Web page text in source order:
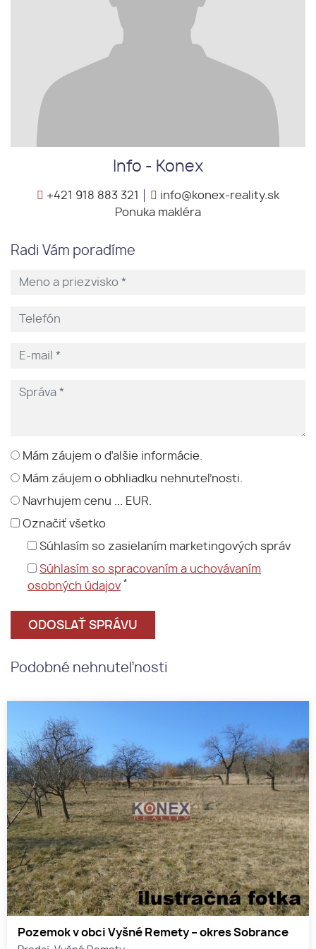
Info - Konex
+421 918 883 321
info@konex-reality.sk
Ponuka makléra
Radi Vám poradíme
Mám záujem o ďalšie informácie.
Mám záujem o obhliadku nehnuteľnosti.
Navrhujem cenu ... EUR.
Označiť všetko
Súhlasím so zasielaním marketingových správ
Súhlasím so spracovaním a uchovávaním
osobných údajov *
Podobné nehnuteľnosti
Pozemok v obci Vyšné Remety – okres Sobrance